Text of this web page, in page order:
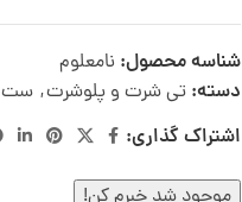
شناسه محصول: نامعلوم
دسته: تی شرت و پلوشرت, ست
اشتراک گذاری: